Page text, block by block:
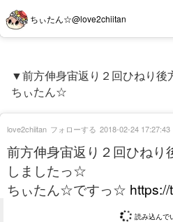
ちぃたん☆@love2chiitan
▼前方伸身宙返り２回ひねり後
ちぃたん☆
前方伸身宙返り２回ひねり
しましたっ☆
ちぃたん☆ですっ☆
読み込んで
love2chiitan フォローする 2018-02-24 17:27:43